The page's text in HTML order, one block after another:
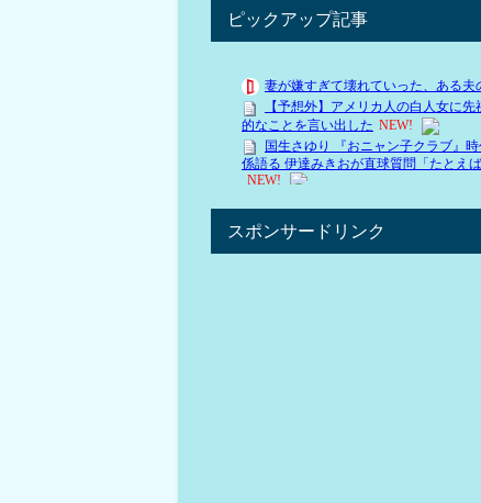
ピックアップ記事
スポンサードリンク